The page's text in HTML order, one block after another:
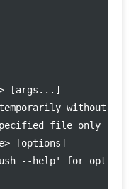
[args...]
without
file only
[options]
--help' for options